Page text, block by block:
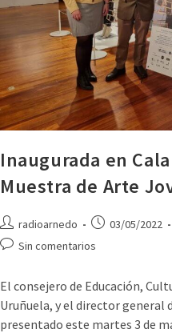
Inaugurada en
Muestra de Arte
radioarnedo 03/05/2022
Sin comentarios
El consejero de Educación,
Uruñuela, y el director general
presentado este martes 3 de